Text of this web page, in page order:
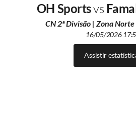
OH Sportsvs
CN 2ª Divisão | Zona
16/05/2026
Assistir